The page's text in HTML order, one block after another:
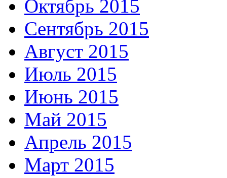
Октябрь 2015
Сентябрь 2015
Август 2015
Июль 2015
Июнь 2015
Май 2015
Апрель 2015
Март 2015